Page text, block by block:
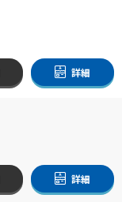
詳細
詳細